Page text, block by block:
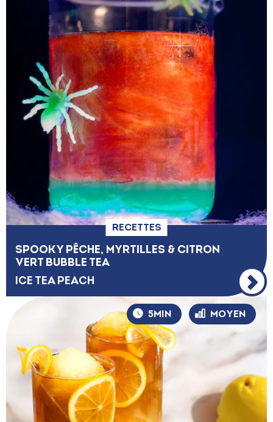
ICE TEA PEACH
SPOOKY PÊCHE, MYRTILLES & CITRON
VERT BUBBLE TEA
RECETTES
5MIN MOYEN